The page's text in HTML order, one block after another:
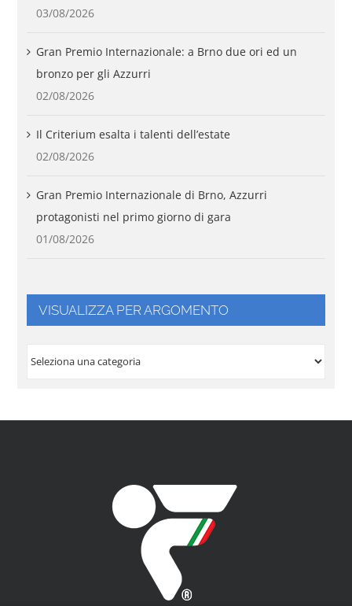
03/08/2026
Gran Premio Internazionale: a Brno due ori ed un
bronzo per gli Azzurri
02/08/2026
Il Criterium esalta i talenti dell’estate
02/08/2026
Gran Premio Internazionale di Brno, Azzurri
protagonisti nel primo giorno di gara
01/08/2026
VISUALIZZA PER ARGOMENTO